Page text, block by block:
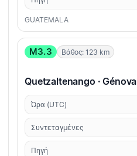
GUATEMALA
M3.3 Βάθος: 123 km
Quetzaltenango · Génova
Ώρα (UTC)
Συντεταγμένες
Πηγή